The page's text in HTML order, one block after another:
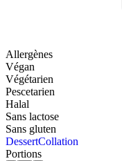
Allergènes
Végan
Végétarien
Pescetarien
Halal
Sans lactose
Sans gluten
DessertCollation
Portions